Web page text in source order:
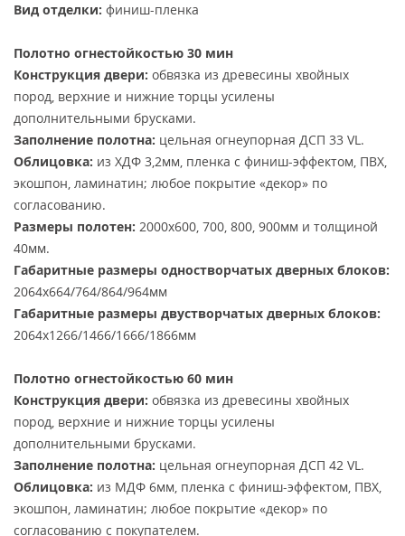
Вид отделки: финиш-пленка
Полотно огнестойкостью 30 мин
Конструкция двери: обвязка из древесины хвойных
пород, верхние и нижние торцы усилены
дополнительными брусками.
Заполнение полотна: цельная огнеупорная ДСП 33 VL.
Облицовка: из ХДФ 3,2мм, пленка с финиш-эффектом, ПВХ,
экошпон, ламинатин; любое покрытие «декор» по
согласованию.
Размеры полотен: 2000х600, 700, 800, 900мм и толщиной
40мм.
Габаритные размеры одностворчатых дверных блоков:
2064х664/764/864/964мм
Габаритные размеры двустворчатых дверных блоков:
2064х1266/1466/1666/1866мм
Полотно огнестойкостью 60 мин
Конструкция двери: обвязка из древесины хвойных
пород, верхние и нижние торцы усилены
дополнительными брусками.
Заполнение полотна: цельная огнеупорная ДСП 42 VL.
Облицовка: из МДФ 6мм, пленка с финиш-эффектом, ПВХ,
экошпон, ламинатин; любое покрытие «декор» по
согласованию с покупателем.